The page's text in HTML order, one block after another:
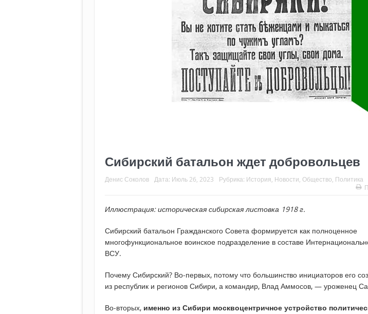
Сибирский батальон ждет добровольцев
Денис Соколов Дата: Июль 26, 2023 Рубрика: История Новости Общество Политика
Иллюстрация: историческая сибирская листовка 1918 г.
Сибирский батальон Гражданского Совета формируется как полноценное
многофункциональное воинское подразделение в составе
ВСУ.
Почему Сибирский? Во-первых, потому что большинство инициаторов его
из республик и регионов Сибири, а командир, Влад Аммосов, — уроженец
Во-вторых, именно из Сибири москвоцентричное устройство